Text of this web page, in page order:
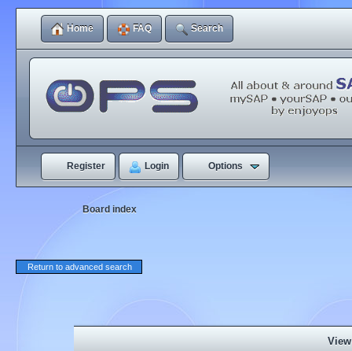
Home FAQ Search
Register Login Options
Board index
Return to advanced search